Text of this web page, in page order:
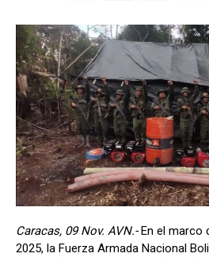
Caracas, 09 Nov. AVN.- En el marco
2025, la Fuerza Armada Nacional